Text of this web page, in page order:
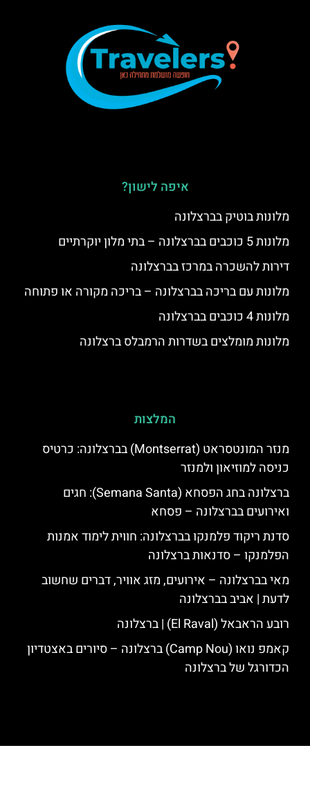
איפה לישון?
מלונות בוטיק בברצלונה
מלונות 5 כוכבים בברצלונה – בתי מלון יוקרתיים
דירות להשכרה במרכז בברצלונה
מלונות עם בריכה בברצלונה – בריכה מקורה או פתוחה
מלונות 4 כוכבים בברצלונה
מלונות מומלצים בשדרות הרמבלס ברצלונה
המלצות
מנזר המונטסראט (Montserrat) בברצלונה: כרטיס
כניסה למוזיאון ולמנזר
ברצלונה בחג הפסחא (Semana Santa): חגים
ואירועים בברצלונה – פסחא
סדנת ריקוד פלמנקו בברצלונה: חווית לימוד אמנות
הפלמנקו – סדנאות ברצלונה
מאי בברצלונה – אירועים, מזג אוויר, דברים שחשוב
לדעת | אביב בברצלונה
רובע הראבאל (El Raval) | ברצלונה
קאמפ נואו (Camp Nou) ברצלונה – סיורים באצטדיון
הכדורגל של ברצלונה